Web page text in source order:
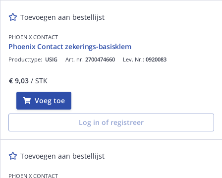
Toevoegen aan bestellijst
PHOENIX CONTACT
Phoenix Contact zekerings-basisklem
Art. nr. 2700474660
Producttype: USIG Lev. Nr.: 0920083
€ 9,03 / STK
Voeg toe
Log in of registreer
Toevoegen aan bestellijst
PHOENIX CONTACT